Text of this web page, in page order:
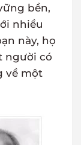
bền,
nhiều
này, họ
người có
về một